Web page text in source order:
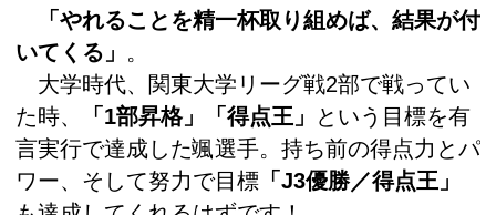
「やれることを精一杯取り組めば、結果が付
いてくる」 。
大学時代、関東大学リーグ戦2部で戦ってい
た時、
「1部昇格」「得点王」
という目標を有
言実行で達成した颯選手。持ち前の得点力とパ
ワー、そして努力で目標 「J3優勝／得点王」